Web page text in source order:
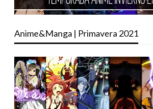
Anime&Manga | Primavera 2021